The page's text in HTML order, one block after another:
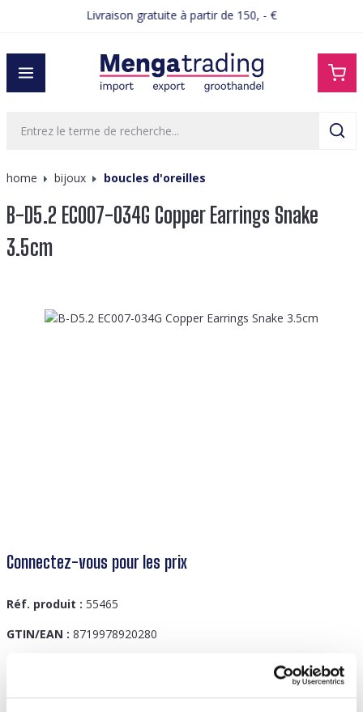
Livraison gratuite à partir de 150, - €
home bijoux boucles d'oreilles
B-D5.2 EC007-034G Copper Earrings Snake
3.5cm
Ignorer la galerie d'images
Connectez-vous pour les prix
Réf. produit : 55465
GTIN/EAN : 8719978920280
Description